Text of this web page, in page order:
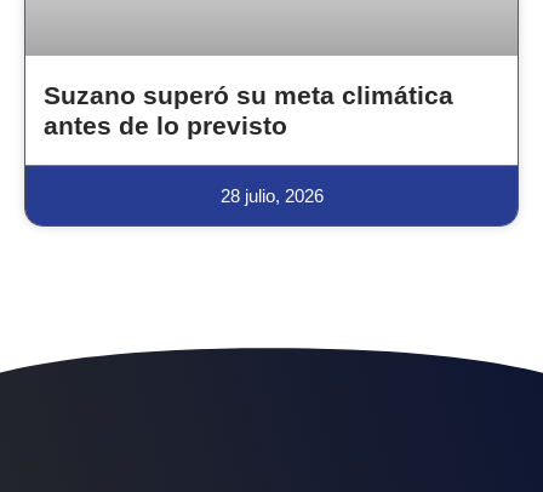
Suzano superó su meta climática
antes de lo previsto
28 julio, 2026